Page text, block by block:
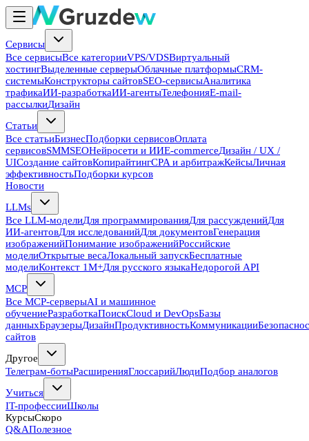
Сервисы
Все сервисыВсе категорииVPS/VDSВиртуальный
хостингВыделенные серверыОблачные платформыCRM-
системыКонструкторы сайтовSEO-сервисыАналитика
трафикаИИ-разработкаИИ-агентыТелефонияE-mail-
рассылкиДизайн
Статьи
Все статьиБизнесПодборки сервисовОплата
сервисовSMMSEOНейросети и ИИE-commerceДизайн / UX /
UIСоздание сайтовКопирайтингCPA и арбитражКейсыЛичная
эффективностьПодборки курсов
Новости
LLMs
Все LLM-моделиДля программированияДля рассужденийДля
ИИ-агентовДля исследованийДля документовГенерация
изображенийПонимание изображенийРоссийские
моделиОткрытые весаЛокальный запускБесплатные
моделиКонтекст 1M+Для русского языкаНедорогой API
MCP
Все MCP-серверыAI и машинное
обучениеРазработкаПоискCloud и DevOpsБазы
данныхБраузерыДизайнПродуктивностьКоммуникации
сайтов
Другое
Телеграм-ботыРасширенияГлоссарийЛюдиПодбор аналогов
Учиться
IT-профессииШколы
КурсыСкоро
Q&AПолезное